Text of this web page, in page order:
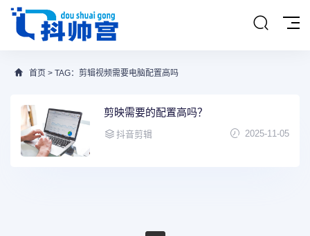
首页 > TAG：剪辑视频需要电脑配置高吗
剪映需要的配置高吗？
抖音剪辑 2025-11-05